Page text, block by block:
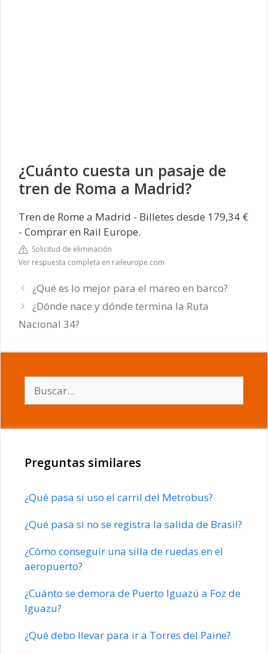
¿Cuánto cuesta un pasaje de
tren de Roma a Madrid?
Tren de Rome a Madrid - Billetes desde 179,34 €
- Comprar en Rail Europe.
Solicitud de eliminación
Ver respuesta completa en raileurope.com
¿Qué es lo mejor para el mareo en barco?
¿Dónde nace y dónde termina la Ruta
Nacional 34?
Preguntas similares
¿Qué pasa si uso el carril del Metrobus?
¿Qué pasa si no se registra la salida de Brasil?
¿Cómo conseguir una silla de ruedas en el
aeropuerto?
¿Cuánto se demora de Puerto Iguazú a Foz de
Iguazu?
¿Qué debo llevar para ir a Torres del Paine?